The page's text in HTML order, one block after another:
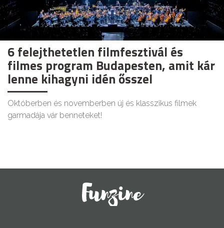
6 felejthetetlen filmfesztivál és
filmes program Budapesten, amit kár
lenne kihagyni idén ősszel
Októberben és novemberben új és klasszikus filmek
garmadája vár benneteket!